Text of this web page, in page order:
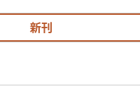
新刊